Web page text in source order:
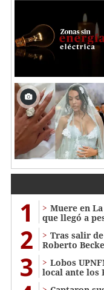
1
Muere en
que llegó a
2
Tras salir
Roberto
3
Lobos
local ante los